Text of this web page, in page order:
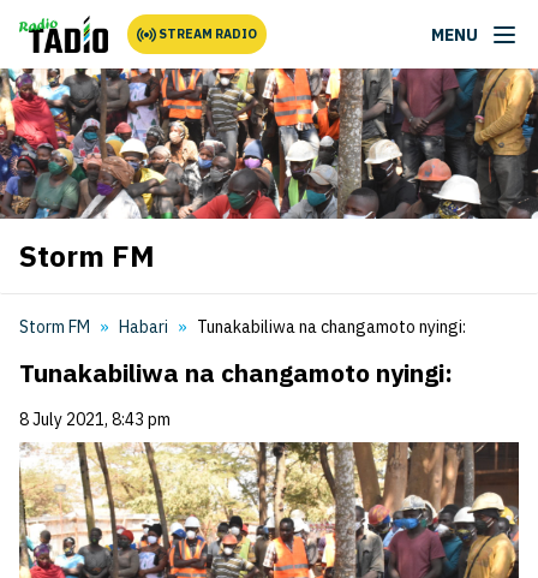
STREAM RADIO MENU
Storm FM
Storm FM Habari Tunakabiliwa na changamoto nyingi:
Tunakabiliwa na changamoto nyingi:
8 July 2021, 8:43 pm